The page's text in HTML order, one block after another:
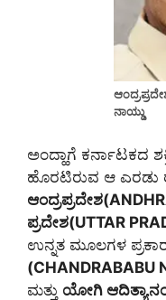
ನಾಯ್ಡು
ಅಂದ್ಹಾಗೆ ಕರ್ನಾಟಕದ
ಹೊರಟಿರುವ ಆ ಎರಡು
ಪ್ರದೇಶ(UTTAR
ಉನ್ನತ ಮೂಲಗಳ
(CHANDRABABU
ಮತ್ತು ಯೋಗಿ